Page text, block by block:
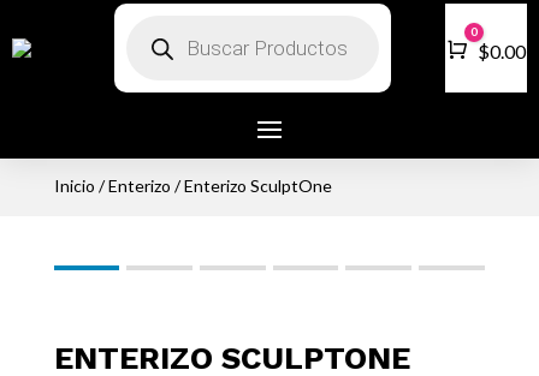
productos
Carro
0
$0.00
Inicio /Enterizo / Enterizo SculptOne
ENTERIZO SCULPTONE